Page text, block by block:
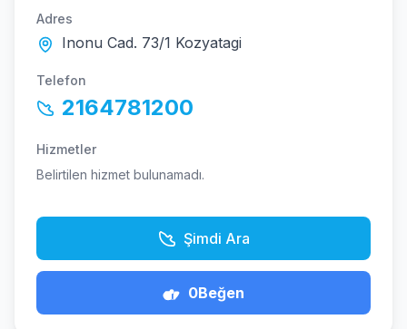
Adres
Inonu Cad. 73/1 Kozyatagi
Telefon
2164781200
Hizmetler
Belirtilen hizmet bulunamadı.
Şimdi Ara
0Beğen